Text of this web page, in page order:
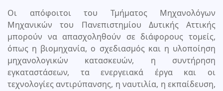
Οι απόφοιτοι του Τμήματος Μηχανολόγων
Μηχανικών του Πανεπιστημίου Δυτικής Αττικής
μπορούν να απασχοληθούν σε διάφορους τομείς,
όπως η βιομηχανία, ο σχεδιασμός και η υλοποίηση
μηχανολογικών κατασκευών, η συντήρηση
εγκαταστάσεων, τα ενεργειακά έργα και οι
τεχνολογίες αντιρύπανσης, η ναυτιλία, η εκπαίδευση,